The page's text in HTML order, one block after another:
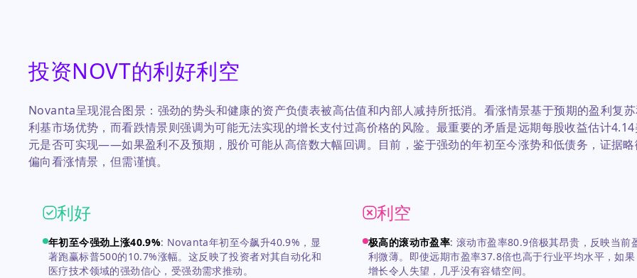
投资NOVT的利好利空
Novanta呈现混合图景：强劲的势头和健康的资产负债表被高估值和内部人减持所抵消。看涨情景基于预期的盈利复
利基市场优势，而看跌情景则强调为可能无法实现的增长支付过高价格的风险。最重要的矛盾是远期每股收益估计4.14
元是否可实现——如果盈利不及预期，股价可能从高倍数大幅回调。目前，鉴于强劲的年初至今涨势和低债务，证据略
偏向看涨情景，但需谨慎。
利好
年初至今强劲上涨40.9%: Novanta年初至今飙升40.9%，显
著跑赢标普500的10.7%涨幅。这反映了投资者对其自动化和
医疗技术领域的强劲信心，受强劲需求推动。
利空
极高的滚动市盈率:滚动市盈率80.9倍极其昂贵，反映当前
利微薄。即使远期市盈率37.8倍也高于行业平均水平，如果
增长令人失望，几乎没有容错空间。